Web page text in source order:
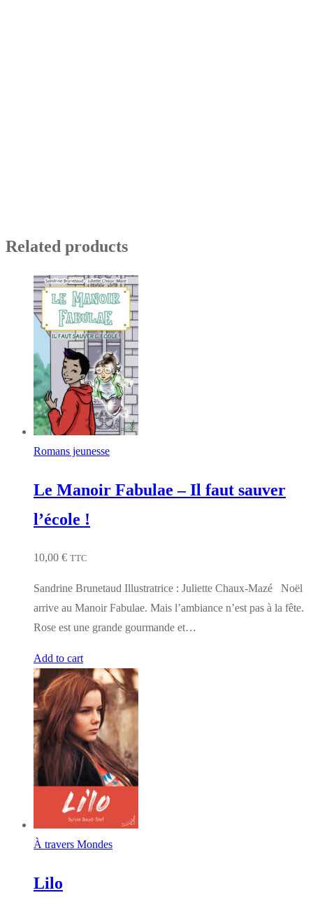
Related products
Romans jeunesse
Le Manoir Fabulae – Il faut sauver
l’école !
10,00 € TTC
Sandrine Brunetaud Illustratrice : Juliette Chaux-Mazé Noël
arrive au Manoir Fabulae. Mais l’ambiance n’est pas à la fête.
Rose est une grande gourmande et…
Add to cart
À travers Mondes
Lilo